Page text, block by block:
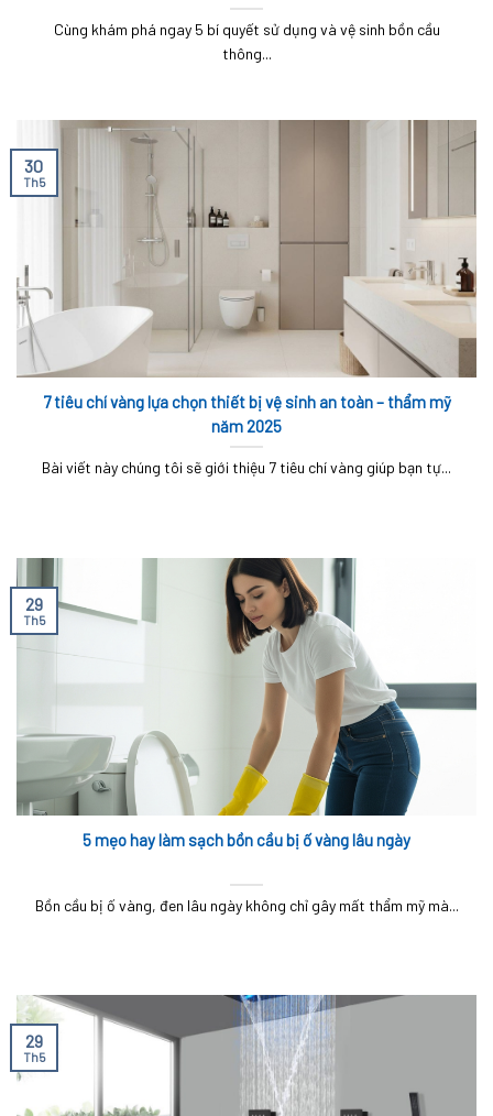
Cùng khám phá ngay 5 bí quyết sử dụng và vệ sinh bồn cầu
thông...
7 tiêu chí vàng lựa chọn thiết bị vệ sinh an toàn – thẩm mỹ
năm 2025
Bài viết này chúng tôi sẽ giới thiệu 7 tiêu chí vàng giúp bạn tự...
30
Th5
5 mẹo hay làm sạch bồn cầu bị ố vàng lâu ngày
Bồn cầu bị ố vàng, đen lâu ngày không chỉ gây mất thẩm mỹ mà...
29
Th5
29
Th5